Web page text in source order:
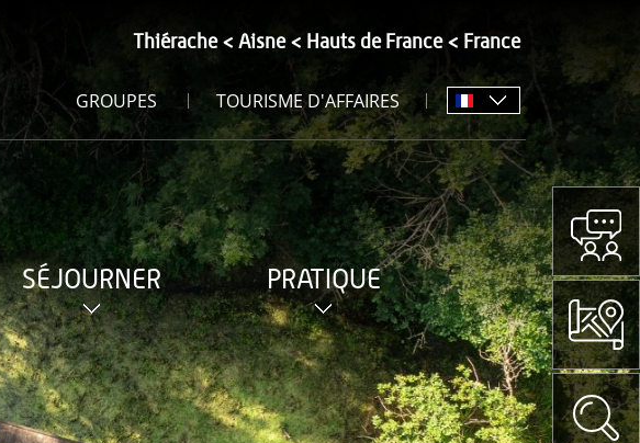
Thiérache Aisne Hauts de France France
GROUPES TOURISME D'AFFAIRES
SÉJOURNER PRATIQUE